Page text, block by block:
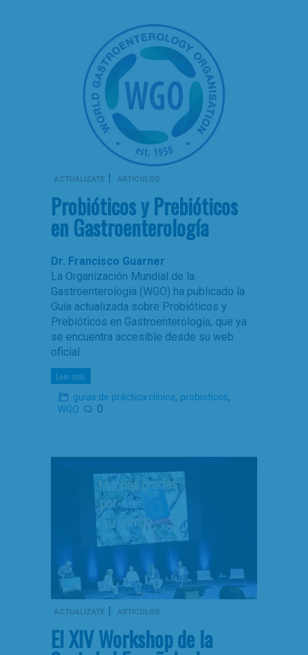
ACTUALÍZATE | ARTÍCULOS
Probióticos y Prebióticos
en Gastroenterología
Dr. Francisco Guarner
La Organización Mundial de la
Gastroenterología (WGO) ha publicado la
Guía actualizada sobre Probióticos y
Prebióticos en Gastroenterología, que ya
se encuentra accesible desde su web
oficial.
Leer más
guías de práctica clínica, probioticos,
WGO 0
ACTUALÍZATE | ARTÍCULOS
El XIV Workshop de la